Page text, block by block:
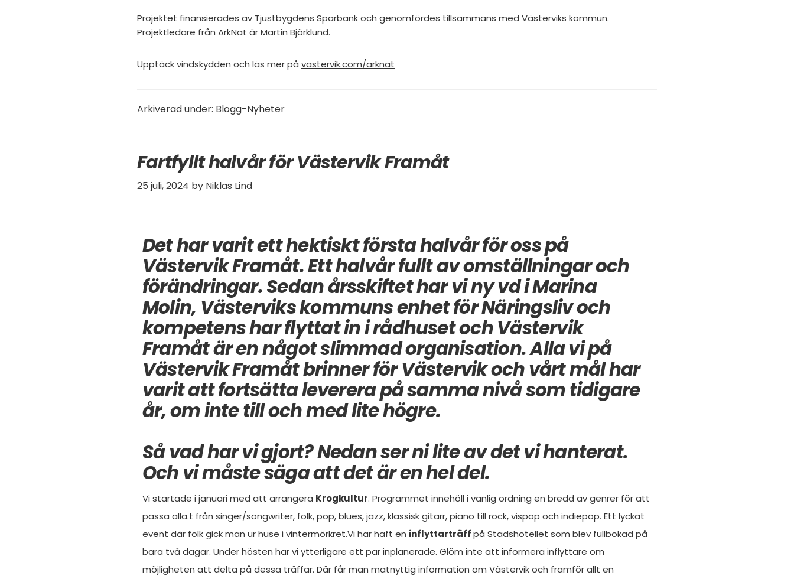
Projektet finansierades av Tjustbygdens Sparbank och genomfördes tillsammans med Västerviks kommun.
Projektledare från ArkNat är Martin Björklund.
Upptäck vindskydden och läs mer på vastervik.com/arknat
Arkiverad under: Blogg-Nyheter
Fartfyllt halvår för Västervik Framåt
25 juli, 2024 by Niklas Lind
Det har varit ett hektiskt första halvår för oss på
Västervik Framåt. Ett halvår fullt av omställningar och
förändringar. Sedan årsskiftet har vi ny vd i Marina
Molin, Västerviks kommuns enhet för Näringsliv och
kompetens har flyttat in i rådhuset och Västervik
Framåt är en något slimmad organisation. Alla vi på
Västervik Framåt brinner för Västervik och vårt mål har
varit att fortsätta leverera på samma nivå som tidigare
år, om inte till och med lite högre.
Så vad har vi gjort? Nedan ser ni lite av det vi hanterat.
Och vi måste säga att det är en hel del.
Vi startade i januari med att arrangera Krogkultur. Programmet innehöll i vanlig ordning en bredd av genrer för att
passa alla.t från singer/songwriter, folk, pop, blues, jazz, klassisk gitarr, piano till rock, vispop och indiepop. Ett lyckat
event där folk gick man ur huse i vintermörkret.Vi har haft en inflyttarträffpå Stadshotellet som blev fullbokad på
bara två dagar. Under hösten har vi ytterligare ett par inplanerade. Glöm inte att informera inflyttare om
möjligheten att delta på dessa träffar. Där får man matnyttig information om Västervik och framför allt en